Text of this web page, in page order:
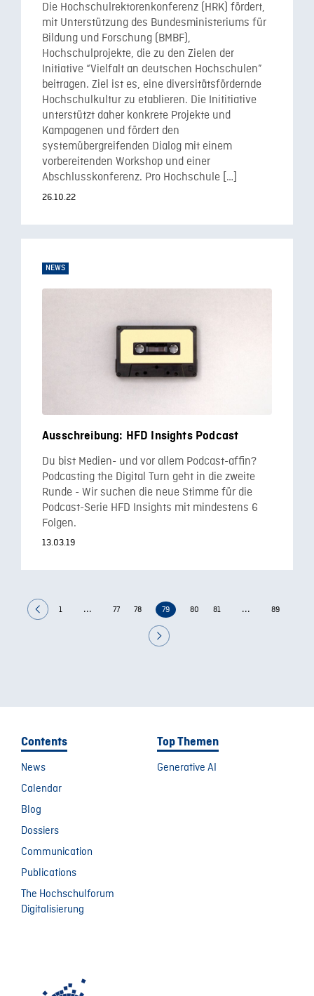
Die Hochschulrektorenkonferenz (HRK) fördert,
mit Unterstützung des Bundesministeriums für
Bildung und Forschung (BMBF),
Hochschulprojekte, die zu den Zielen der
Initiative “Vielfalt an deutschen Hochschulen”
beitragen. Ziel ist es, eine diversitätsfördernde
Hochschulkultur zu etablieren. Die Inititiative
unterstützt daher konkrete Projekte und
Kampagenen und fördert den
systemübergreifenden Dialog mit einem
vorbereitenden Workshop und einer
Abschlusskonferenz. Pro Hochschule […]
26.10.22
NEWS
Ausschreibung: HFD Insights Podcast
Du bist Medien- und vor allem Podcast-affin?
Podcasting the Digital Turn geht in die zweite
Runde - Wir suchen die neue Stimme für die
Podcast-Serie HFD Insights mit mindestens 6
Folgen.
13.03.19
1 ... 77 78 79 80 81 ... 89
Contents
News
Calendar
Blog
Dossiers
Communication
Publications
The Hochschulforum
Digitalisierung
Top Themen
Generative AI